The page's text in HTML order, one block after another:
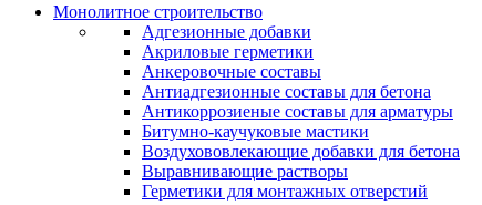
Монолитное строительство
Адгезионные добавки
Акриловые герметики
Анкеровочные составы
Антиадгезионные составы для бетона
Антикоррозиеные составы для арматуры
Битумно-каучуковые мастики
Воздухововлекающие добавки для бетона
Выравнивающие растворы
Герметики для монтажных отверстий